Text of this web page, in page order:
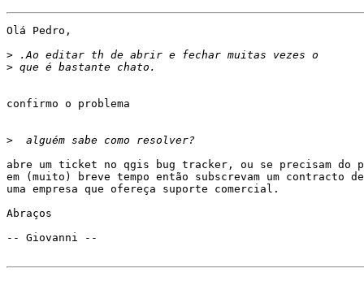
Olá Pedro,
>
>
confirmo o problema
>
abre um ticket no qgis bug tracker, ou se precisam do
em (muito) breve tempo então subscrevam um contracto
uma empresa que ofereça suporte comercial.
Abraços
-- Giovanni --